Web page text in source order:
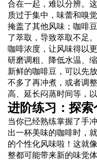
合在一起，难以分辨。
质过于集中，味蕾和嗅
掩盖了其他风味；咖啡
了萃取，导致萃取不足
咖啡浓度，让风味得以
研磨调粗、降低水温、
新鲜的咖啡豆，可以先
不多了再冲煮，或者调
高、延长闷蒸时间等，
进阶练习：探
当你已经熟练掌握了手
出一杯美味的咖啡时，
的个性化风味啦！这就
整都可能带来新的味觉体